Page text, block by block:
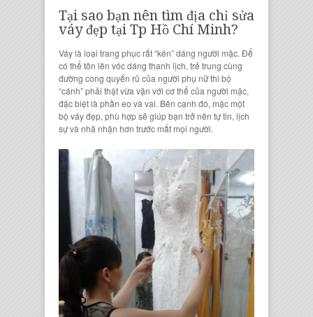
Tại sao bạn nên tìm địa chỉ sửa
váy đẹp tại Tp Hồ Chí Minh?
Váylà loại trang phục rất “kén” dáng người mặc. Để
có thể tôn lên vóc dáng thanh lịch, trẻ trung cùng
đường cong quyến rũ của người phụ nữthì bộ
“cánh” phải thật vừa vặn với cơ thể của người mặc,
đặc biệt là phần eo và vai. Bên cạnh đó, mặc một
bộ váy đẹp, phù hợp sẽ giúp bạn trở nên tự tin, lịch
sự và nhã nhặn hơn trước mắt mọi người.